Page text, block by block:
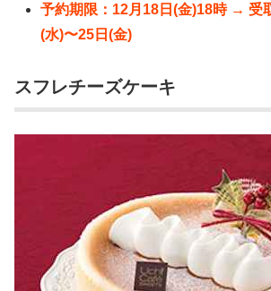
予約期限：12月18日(金)18時 → 受
(水)〜25日(金)
スフレチーズケーキ